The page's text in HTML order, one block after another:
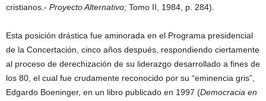
cristianos.- Proyecto Alternativo; Tomo II, 1984, p. 284).
Esta posición drástica fue aminorada en el Programa presidencial
de la Concertación, cinco años después, respondiendo ciertamente
al proceso de derechización de su liderazgo desarrollado a fines de
los 80, el cual fue crudamente reconocido por su “eminencia gris”,
Edgardo Boeninger, en un libro publicado en 1997 (Democracia en